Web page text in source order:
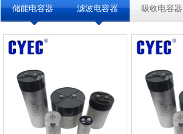
储能电容器 滤波电容器 吸收电容器